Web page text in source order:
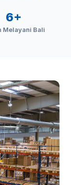
6+
Melayani Bali